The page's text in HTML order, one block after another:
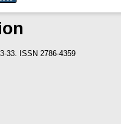
33. ISSN 2786-4359